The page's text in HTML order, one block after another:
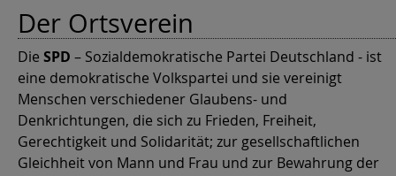
Der Ortsverein
Die SPD – Sozialdemokratische Partei Deutschland - ist
eine demokratische Volkspartei und sie vereinigt
Menschen verschiedener Glaubens- und
Denkrichtungen, die sich zu Frieden, Freiheit,
Gerechtigkeit und Solidarität; zur gesellschaftlichen
Gleichheit von Mann und Frau und zur Bewahrung der